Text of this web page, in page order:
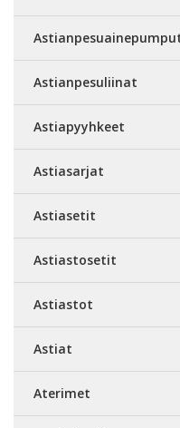
Astianpesuliinat
Astiapyyhkeet
Astiasarjat
Astiasetit
Astiastosetit
Astiastot
Astiat
Aterimet